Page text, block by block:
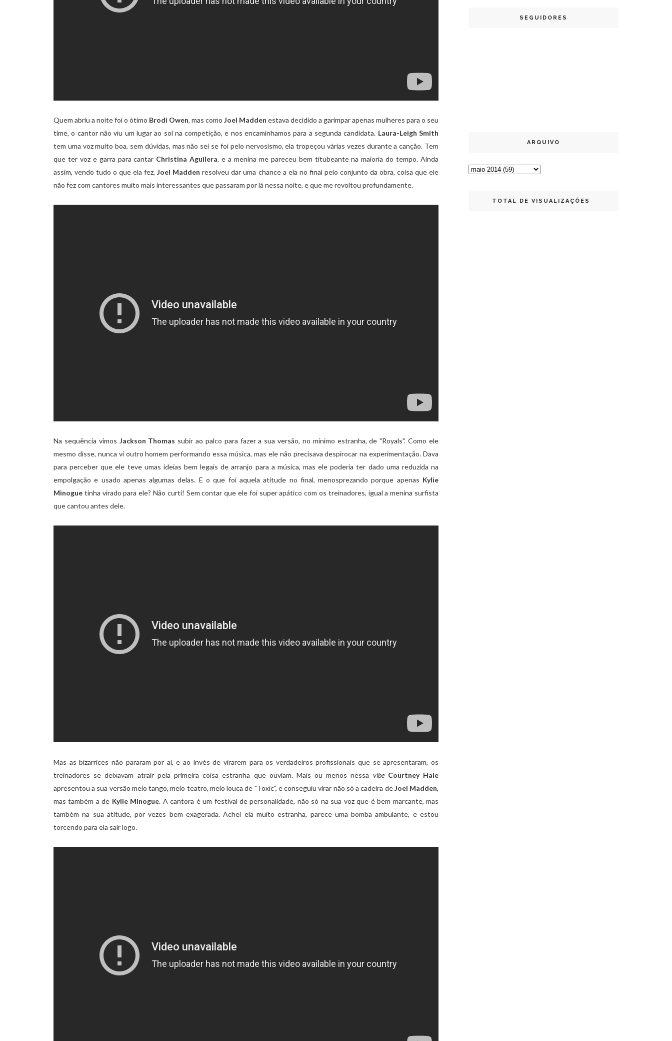
Quem abriu a noite foi o ótimo Brodi Owen, mas como Joel Madden estava decidido a garimpar apenas mulheres para o seu
time, o cantor não viu um lugar ao sol na competição, e nos encaminhamos para a segunda candidata. Laura-Leigh Smith
tem uma voz muito boa, sem dúvidas, mas não sei se foi pelo nervosismo, ela tropeçou várias vezes durante a canção. Tem
que ter voz e garra para cantar Christina Aguilera, e a menina me pareceu bem titubeante na maioria do tempo. Ainda
assim, vendo tudo o que ela fez,Joel Madden resolveu dar uma chance a ela no final pelo conjunto da obra, coisa que ele
não fez com cantores muito mais interessantes que passaram por lá nessa noite, e que me revoltou profundamente.
Na sequência vimos Jackson Thomas subir ao palco para fazer a sua versão, no mínimo estranha, de "Royals". Como ele
mesmo disse, nunca vi outro homem performando essa música, mas ele não precisava despirocar na experimentação. Dava
para perceber que ele teve umas ideias bem legais de arranjo para a música, mas ele poderia ter dado uma reduzida na
empolgação e usado apenas algumas delas. E o que foi aquela atitude no final, menosprezando porque apenas Kylie
Minogue tinha virado para ele? Não curti! Sem contar que ele foi super apático com os treinadores, igual a menina surfista
que cantou antes dele.
Mas as bizarrices não pararam por ai, e ao invés de virarem para os verdadeiros profissionais que se apresentaram, os
treinadores se deixavam atrair pela primeira coisa estranha que ouviam. Mais ou menos nessa vibe Courtney Hale
apresentou a sua versão meio tango, meio teatro, meio louca de "Toxic", e conseguiu virar não só a cadeira deJoel Madden,
mas também a de Kylie Minogue. A cantora é um festival de personalidade, não só na sua voz que é bem marcante, mas
também na sua atitude, por vezes bem exagerada. Achei ela muito estranha, parece uma bomba ambulante, e estou
torcendo para ela sair logo.
SEGUIDORES
ARQUIVO
TOTAL DE VISUALIZAÇÕES